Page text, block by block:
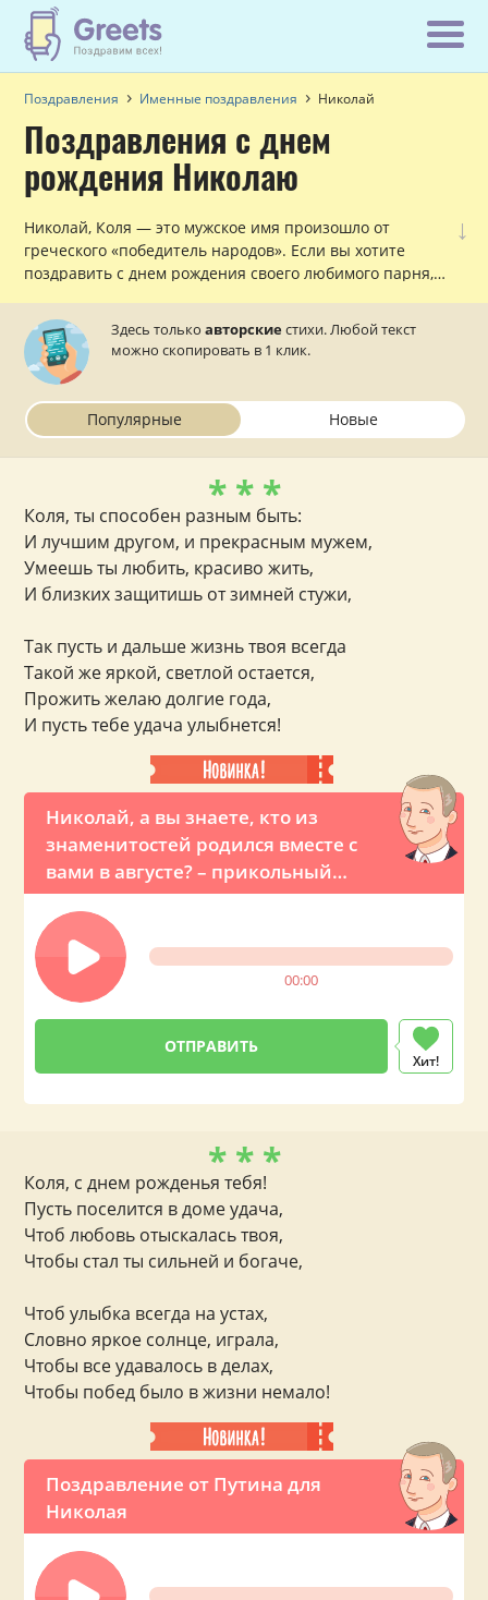
Поздравления Именные поздравления Николай
Поздравления с днем
рождения Николаю
↓
Николай, Коля — это мужское имя произошло от
греческого «победитель народов». Если вы хотите
поздравить с днем рождения своего любимого парня,
причем, сделать в стихах, то в данном разделе вы
найдете все, что нужно!
Здесь толькоавторские стихи. Любой текст
можно скопировать в 1 клик.
Популярные Новые
Николай, а вы знаете, кто из
знаменитостей родился вместе с
вами в августе? – прикольный
звонок с именным поздравлением
от Владимира Владимировича
00:00
Хит!
* * *
Коля, ты способен разным быть:
И лучшим другом, и прекрасным мужем,
Умеешь ты любить, красиво жить,
И близких защитишь от зимней стужи,
Так пусть и дальше жизнь твоя всегда
Такой же яркой, светлой остается,
Прожить желаю долгие года,
И пусть тебе удача улыбнется!
Поздравление от Путина для
Николая
* * *
Коля, с днем рожденья тебя!
Пусть поселится в доме удача,
Чтоб любовь отыскалась твоя,
Чтобы стал ты сильней и богаче,
Чтоб улыбка всегда на устах,
Словно яркое солнце, играла,
Чтобы все удавалось в делах,
Чтобы побед было в жизни немало!